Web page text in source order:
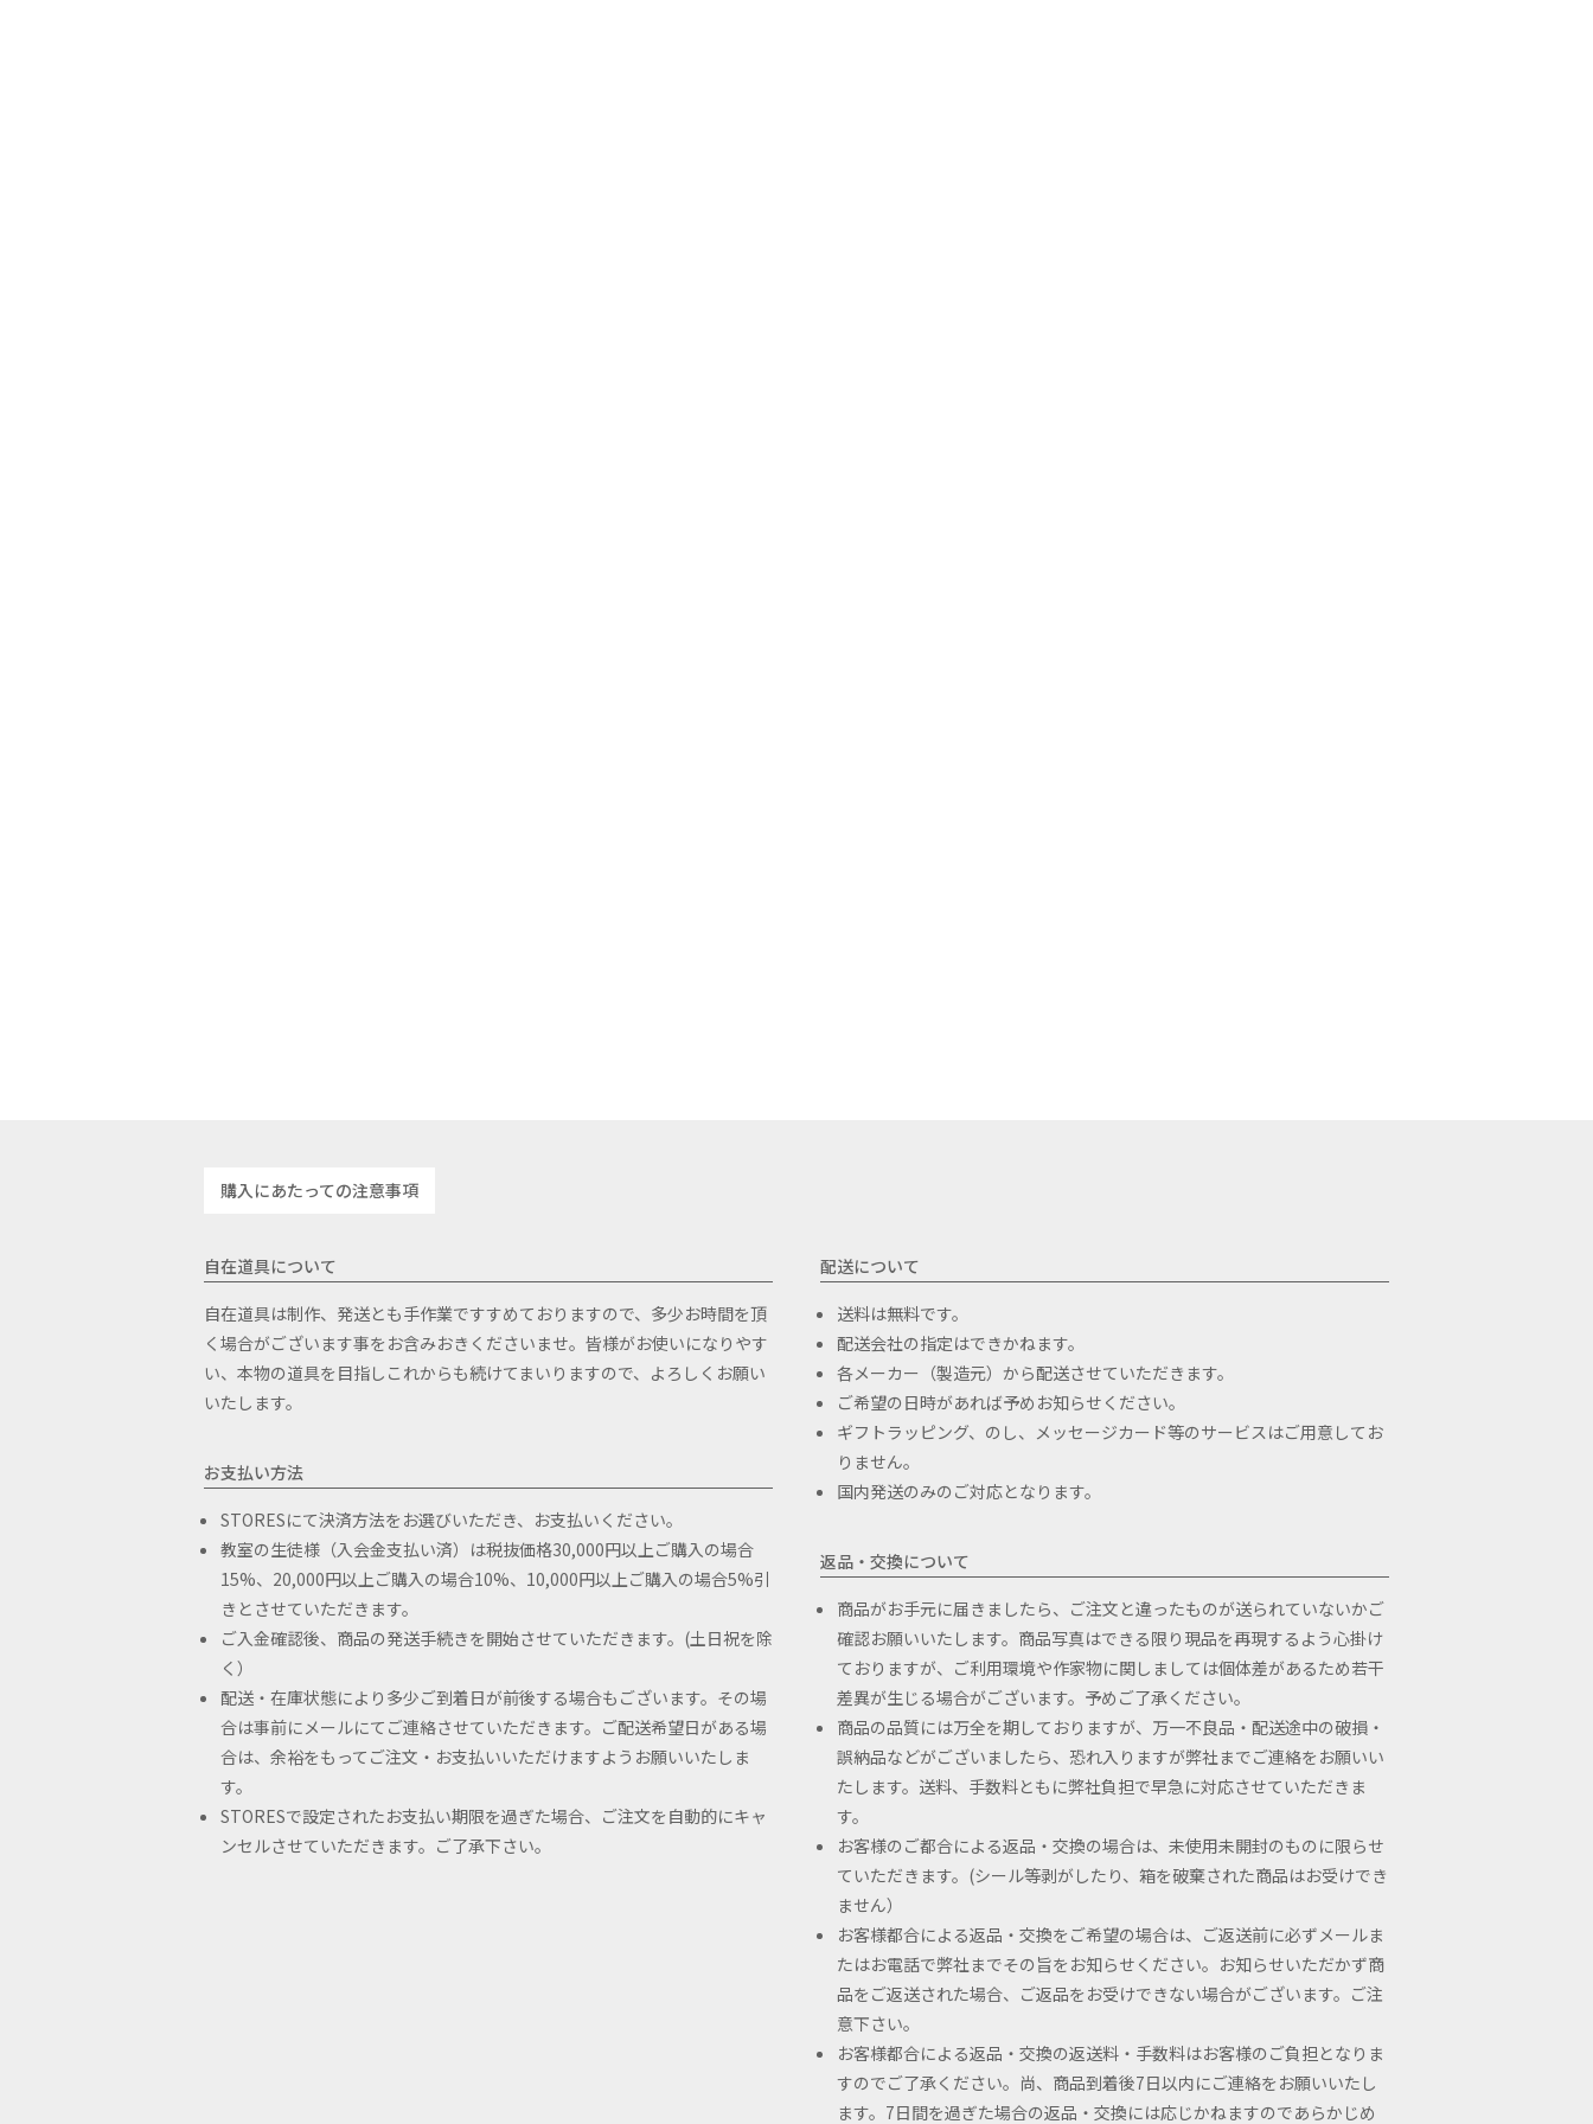
購入にあたっての注意事項
自在道具について
自在道具は制作、発送とも手作業ですすめておりますので、多少お時間を頂
く場合がございます事をお含みおきくださいませ。皆様がお使いになりやす
い、本物の道具を目指しこれからも続けてまいりますので、よろしくお願い
いたします。
お支払い方法
STORESにて決済方法をお選びいただき、お支払いください。
教室の生徒様（入会金支払い済）は税抜価格30,000円以上ご購入の場合
15%、20,000円以上ご購入の場合10%、10,000円以上ご購入の場合5%引
きとさせていただきます。
ご入金確認後、商品の発送手続きを開始させていただきます。(土日祝を除
く）
配送・在庫状態により多少ご到着日が前後する場合もございます。その場
合は事前にメールにてご連絡させていただきます。ご配送希望日がある場
合は、余裕をもってご注文・お支払いいただけますようお願いいたしま
す。
STORESで設定されたお支払い期限を過ぎた場合、ご注文を自動的にキャ
ンセルさせていただきます。ご了承下さい。
配送について
送料は無料です。
配送会社の指定はできかねます。
各メーカー（製造元）から配送させていただきます。
ご希望の日時があれば予めお知らせください。
ギフトラッピング、のし、メッセージカード等のサービスはご用意してお
りません。
国内発送のみのご対応となります。
返品・交換について
商品がお手元に届きましたら、ご注文と違ったものが送られていないかご
確認お願いいたします。商品写真はできる限り現品を再現するよう心掛け
ておりますが、ご利用環境や作家物に関しましては個体差があるため若干
差異が生じる場合がございます。予めご了承ください。
商品の品質には万全を期しておりますが、万一不良品・配送途中の破損・
誤納品などがございましたら、恐れ入りますが弊社までご連絡をお願いい
たします。送料、手数料ともに弊社負担で早急に対応させていただきま
す。
お客様のご都合による返品・交換の場合は、未使用未開封のものに限らせ
ていただきます。(シール等剥がしたり、箱を破棄された商品はお受けでき
ません）
お客様都合による返品・交換をご希望の場合は、ご返送前に必ずメールま
たはお電話で弊社までその旨をお知らせください。お知らせいただかず商
品をご返送された場合、ご返品をお受けできない場合がございます。ご注
意下さい。
お客様都合による返品・交換の返送料・手数料はお客様のご負担となりま
すのでご了承ください。尚、商品到着後7日以内にご連絡をお願いいたし
ます。7日間を過ぎた場合の返品・交換には応じかねますのであらかじめ